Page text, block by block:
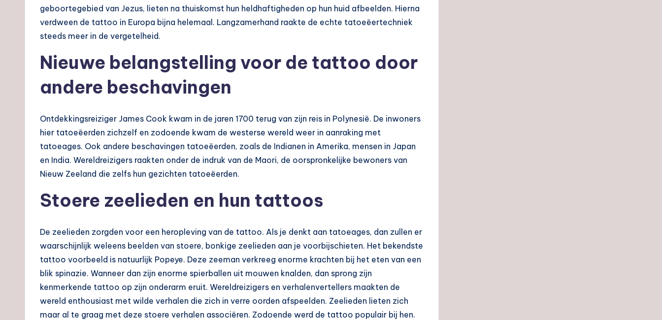
geboortegebied van Jezus, lieten na thuiskomst hun heldhaftigheden op hun huid afbeelden. Hierna
verdween de tattoo in Europa bijna helemaal. Langzamerhand raakte de echte tatoeëertechniek
steeds meer in de vergetelheid.
Nieuwe belangstelling voor de tattoo door
andere beschavingen
Ontdekkingsreiziger James Cook kwam in de jaren 1700 terug van zijn reis in Polynesië. De inwoners
hier tatoeëerden zichzelf en zodoende kwam de westerse wereld weer in aanraking met
tatoeages. Ook andere beschavingen tatoeëerden, zoals de Indianen in Amerika, mensen in Japan
en India. Wereldreizigers raakten onder de indruk van de Maori, de oorspronkelijke bewoners van
Nieuw Zeeland die zelfs hun gezichten tatoeëerden.
Stoere zeelieden en hun tattoos
De zeelieden zorgden voor een heropleving van de tattoo. Als je denkt aan tatoeages, dan zullen er
waarschijnlijk weleens beelden van stoere, bonkige zeelieden aan je voorbijschieten. Het bekendste
tattoo voorbeeld is natuurlijk Popeye. Deze zeeman verkreeg enorme krachten bij het eten van een
blik spinazie. Wanneer dan zijn enorme spierballen uit mouwen knalden, dan sprong zijn
kenmerkende tattoo op zijn onderarm eruit. Wereldreizigers en verhalenvertellers maakten de
wereld enthousiast met wilde verhalen die zich in verre oorden afspeelden. Zeelieden lieten zich
maar al te graag met deze stoere verhalen associëren. Zodoende werd de tattoo populair bij hen.